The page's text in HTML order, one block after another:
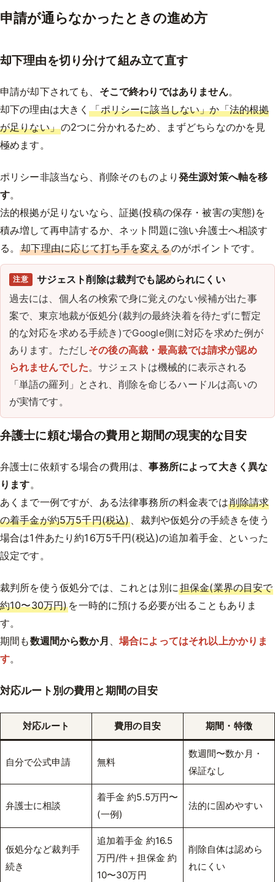
申請が通らなかったときの進め方
却下理由を切り分けて組み立て直す
申請が却下されても、 そこで終わりではありません。
却下の理由は大きく「ポリシーに該当しない」か「法的根拠
が足りない」の2つに分かれるため、まずどちらなのかを見
極めます。
ポリシー非該当なら、削除そのものより 発生源対策へ軸を移
す。
法的根拠が足りないなら、証拠(投稿の保存・被害の実態)を
積み増して再申請するか、ネット問題に強い弁護士へ相談す
る。却下理由に応じて打ち手を変えるのがポイントです。
注意 サジェスト削除は裁判でも認められにくい
過去には、個人名の検索で身に覚えのない候補が出た事
案で、東京地裁が仮処分(裁判の最終決着を待たずに暫定
的な対応を求める手続き)でGoogle側に対応を求めた例が
あります。ただしその後の高裁・最高裁では請求が認め
られませんでした。サジェストは機械的に表示される
「単語の羅列」とされ、削除を命じるハードルは高いの
が実情です。
弁護士に頼む場合の費用と期間の現実的な目安
弁護士に依頼する場合の費用は、事務所によって大きく異な
ります。
あくまで一例ですが、ある法律事務所の料金表では削除請求
の着手金が約5万5千円(税込)、裁判や仮処分の手続きを使う
場合は1件あたり約16万5千円(税込)の追加着手金、といった
設定です。
裁判所を使う仮処分では、これとは別に担保金(業界の目安で
約10〜30万円)を一時的に預ける必要が出ることもありま
す。
期間も数週間から数か月 、 場合によってはそれ以上かかりま
す。
対応ルート別の費用と期間の目安
対応ルート 費用の目安 期間・特徴
自分で公式申請 無料
数週間〜数か月・
保証なし
弁護士に相談
着手金 約5.5万円〜
(一例)
法的に固めやすい
仮処分など裁判手
続き
追加着手金 約16.5
万円/件＋担保金 約
10〜30万円
削除自体は認めら
れにくい